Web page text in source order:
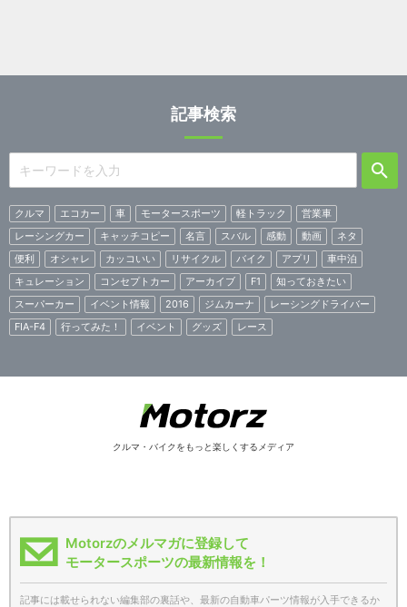
記事検索
クルマ エコカー 車 モータースポーツ 軽トラック
営業車
レーシングカー
キャッチコピー 名言 スバル 感動 動画
ネタ
便利
オシャレ カッコいい リサイクル バイク アプリ
車中泊
キュレーション
コンセプトカー アーカイブ F1
知っておきたい
スーパーカー
イベント情報 2016 ジムカーナ
レーシングドライバー
FIA-F4
行ってみた！ イベント グッズ レース
クルマ・バイクをもっと楽しくするメディア
Motorzのメルマガに登録して
モータースポーツの最新情報を！
記事には載せられない編集部の裏話や、最新の自動車パーツ情報が入手できるか